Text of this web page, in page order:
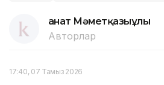
Қанат Мәметқазыұлы
Авторлар
17:40, 07 Тамыз 2026